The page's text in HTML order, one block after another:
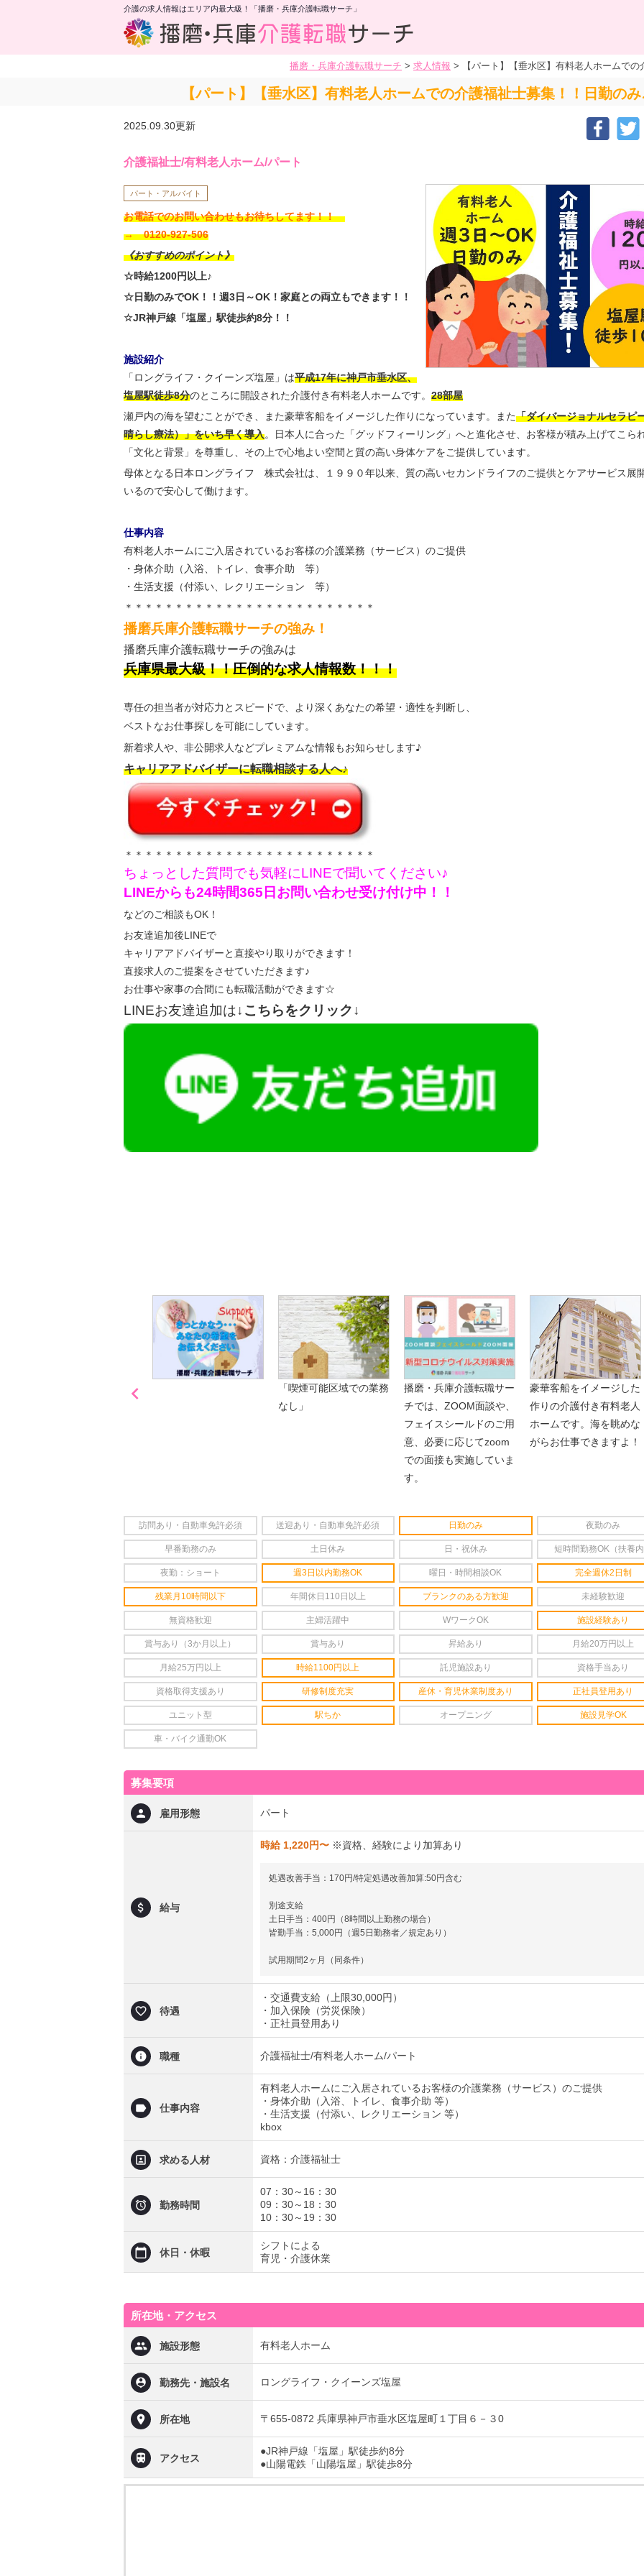
介護の求人情報はエリア内最大級！「播磨・兵庫介護転職サーチ」
播磨・兵庫介護転職サーチ > 求人情報 > 【パート】【垂水区】有料老人ホームで
【パート】【垂水区】有料老人ホームでの介護福祉士募集！！日勤の
2025.09.30更新
介護福祉士/有料老人ホーム/パート
パート・アルバイト
お電話でのお問い合わせもお待ちしてます！！
→ 0120-927-506
《おすすめのポイント》
☆時給1200円以上♪
☆日勤のみでOK！！週3日～OK！家庭との両立もできます！！
☆JR神戸線「塩屋」駅徒歩約8分！！
施設紹介
「ロングライフ・クイーンズ塩屋」は平成17年に神戸市垂水区、
塩屋駅徒歩8分のところに開設された介護付き有料老人ホームです。 28部屋
瀬戸内の海を望むことができ、また豪華客船をイメージした作りになっています。また「ダイバージョナルセラピ
晴らし療法）」をいち早く導入。日本人に合った「グッドフィーリング」へと進化させ、お客様が積み上げてこら
「文化と背景」を尊重し、その上で心地よい空間と質の高い身体ケアをご提供しています。
母体となる日本ロングライフ 株式会社は、１９９０年以来、質の高いセカンドライフのご提供とケアサービス展
いるので安心して働けます。
仕事内容
有料老人ホームにご入居されているお客様の介護業務（サービス）のご提供
・身体介助（入浴、トイレ、食事介助 等）
・生活支援（付添い、レクリエーション 等）
＊＊＊＊＊＊＊＊＊＊＊＊＊＊＊＊＊＊＊＊＊＊＊＊＊
播磨兵庫介護転職サーチの強み！
播磨兵庫介護転職サーチの強みは
兵庫県最大級！！圧倒的な求人情報数！！！
専任の担当者が対応力とスピードで、より深くあなたの希望・適性を判断し、
ベストなお仕事探しを可能にしています。
新着求人や、非公開求人などプレミアムな情報もお知らせします♪
キャリアアドバイザーに転職相談する人へ♪
＊＊＊＊＊＊＊＊＊＊＊＊＊＊＊＊＊＊＊＊＊＊＊＊＊
ちょっとした質問でも気軽にLINEで聞いてください♪
LINEからも24時間365日お問い合わせ受け付け中！！
などのご相談もOK！
お友達追加後LINEで
キャリアアドバイザーと直接やり取りができます！
直接求人のご提案をさせていただきます♪
お仕事や家事の合間にも転職活動ができます☆
LINEお友達追加は↓こちらをクリック↓
「喫煙可能区域での業務
なし」
播磨・兵庫介護転職サー
チでは、ZOOM面談や、
フェイスシールドのご用
意、必要に応じてzoom
での面接も実施していま
す。
豪華客船をイメージした
作りの介護付き有料老人
ホームです。海を眺めな
がらお仕事できますよ！

訪問あり・自動車免許必須 送迎あり・自動車免許必須 日勤のみ 夜勤のみ
早番勤務のみ 土日休み 日・祝休み 短時間勤務OK（扶養
夜勤：ショート 週3日以内勤務OK 曜日・時間相談OK 完全週休2日制
残業月10時間以下 年間休日110日以上 ブランクのある方歓迎 未経験歓迎
無資格歓迎 主婦活躍中 WワークOK 施設経験あり
賞与あり（3か月以上） 賞与あり 昇給あり 月給20万円以上
月給25万円以上 時給1100円以上 託児施設あり 資格手当あり
資格取得支援あり 研修制度充実 産休・育児休業制度あり 正社員登用あり
ユニット型 駅ちか オープニング 施設見学OK
車・バイク通勤OK
募集要項
雇用形態 パート
給与
時給 1,220円〜 ※資格、経験により加算あり
処遇改善手当：170円/特定処遇改善加算:50円含む
別途支給
土日手当：400円（8時間以上勤務の場合）
皆勤手当：5,000円（週5日勤務者／規定あり）
試用期間2ヶ月（同条件）
待遇
・交通費支給（上限30,000円）
・加入保険（労災保険）
・正社員登用あり
職種 介護福祉士/有料老人ホーム/パート
仕事内容
有料老人ホームにご入居されているお客様の介護業務（サービス）のご提供
・身体介助（入浴、トイレ、食事介助 等）
・生活支援（付添い、レクリエーション 等）
kbox
求める人材 資格：介護福祉士
勤務時間
07：30～16：30
09：30～18：30
10：30～19：30
休日・休暇
シフトによる
育児・介護休業
所在地・アクセス
施設形態 有料老人ホーム
勤務先・施設名 ロングライフ・クイーンズ塩屋
所在地 〒655-0872 兵庫県神戸市垂水区塩屋町１丁目６－３0
アクセス
●JR神戸線「塩屋」駅徒歩約8分
●山陽電鉄「山陽塩屋」駅徒歩8分